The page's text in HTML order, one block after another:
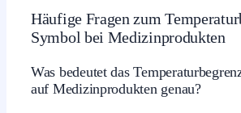
Häufige Fragen zum
Symbol bei Medizinprodukten
Was bedeutet das
auf Medizinprodukten genau?